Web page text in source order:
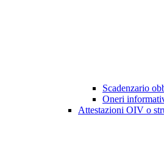
Scadenzario
Oneri
Attestazioni OIV o